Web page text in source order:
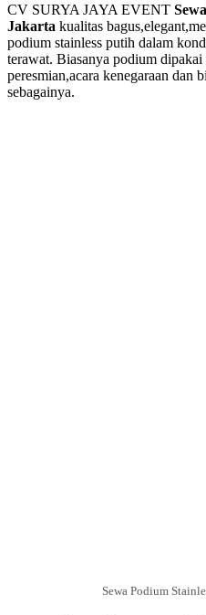
CV SURYA JAYA EVENT
Jakarta kualitas
podium stainless putih dalam
terawat. Biasanya podium dipakai
peresmian,acara kenegaraan dan
sebagainya.
Sewa Podium